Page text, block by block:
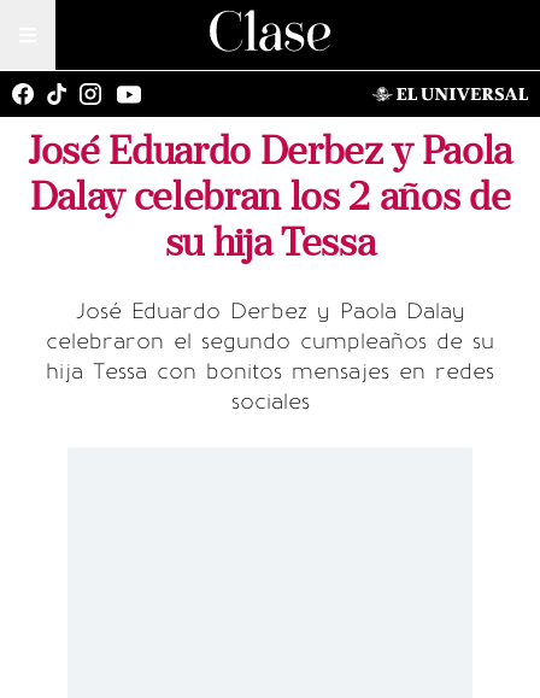
José Eduardo Derbez y Paola
Dalay celebran los 2 años de
su hija Tessa
José Eduardo Derbez y Paola Dalay
celebraron el segundo cumpleaños de su
hija Tessa con bonitos mensajes en redes
sociales